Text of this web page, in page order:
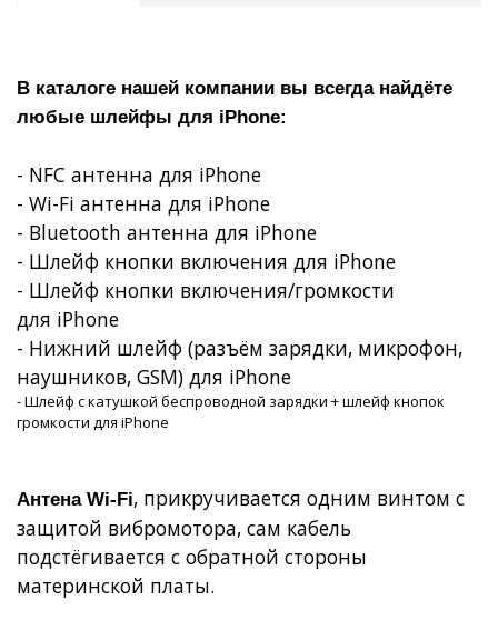
В каталоге нашей компании вы всегда найдёте
любые шлейфы для iPhone:
- NFC антенна для iPhone
- Wi-Fi антенна для iPhone
- Bluetooth антенна для iPhone
- Шлейф кнопки включения для iPhone
- Шлейф кнопки включения/громкости
для iPhone
- Нижний шлейф (разъём зарядки, микрофон,
наушников, GSM) для iPhone
- Шлейф с катушкой беспроводной зарядки + шлейф кнопок
громкости для iPhone
Антена Wi-Fi, прикручивается одним винтом с
защитой вибромотора, сам кабель
подстёгивается с обратной стороны
материнской платы.